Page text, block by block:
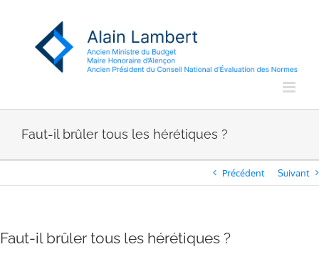
Faut-il brûler tous les hérétiques ?
Précédent Suivant
Faut-il brûler tous les hérétiques ?